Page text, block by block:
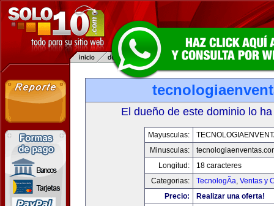
El dueño de este dominio lo
Mayusculas:
Minusculas:
Longitud:
18 caracteres
Categorias:
TecnologÃ­a, Ventas y
Precio:
Realizar una oferta!